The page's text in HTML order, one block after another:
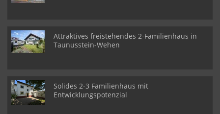
Attraktives freistehendes 2-Familienhaus in
Taunusstein-Wehen
Solides 2-3 Familienhaus mit
Entwicklungspotenzial